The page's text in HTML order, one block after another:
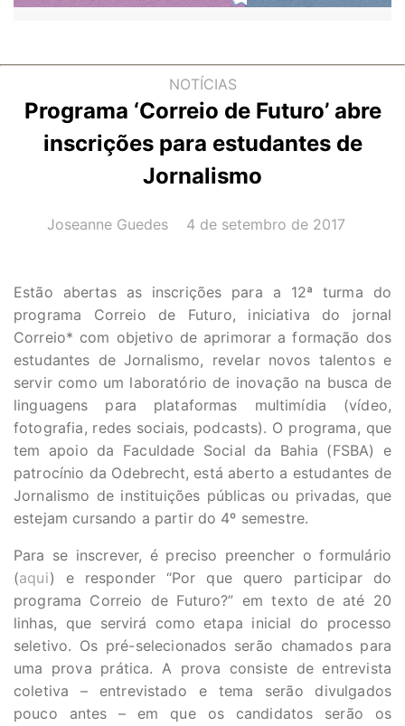
NOTÍCIAS
Programa ‘Correio de Futuro’ abre
inscrições para estudantes de
Jornalismo
AUTOR(A):
Joseanne Guedes DATA:
4 de setembro de 2017
Estão abertas as inscrições para a 12ª turma do
programa Correio de Futuro, iniciativa do jornal
Correio* com objetivo de aprimorar a formação dos
estudantes de Jornalismo, revelar novos talentos e
servir como um laboratório de inovação na busca de
linguagens para plataformas multimídia (vídeo,
fotografia, redes sociais, podcasts). O programa, que
tem apoio da Faculdade Social da Bahia (FSBA) e
patrocínio da Odebrecht, está aberto a estudantes de
Jornalismo de instituições públicas ou privadas, que
estejam cursando a partir do 4º semestre.
Para se inscrever, é preciso preencher o formulário
(aqui) e responder “Por que quero participar do
programa Correio de Futuro?” em texto de até 20
linhas, que servirá como etapa inicial do processo
seletivo. Os pré-selecionados serão chamados para
uma prova prática. A prova consiste de entrevista
coletiva – entrevistado e tema serão divulgados
pouco antes – em que os candidatos serão os